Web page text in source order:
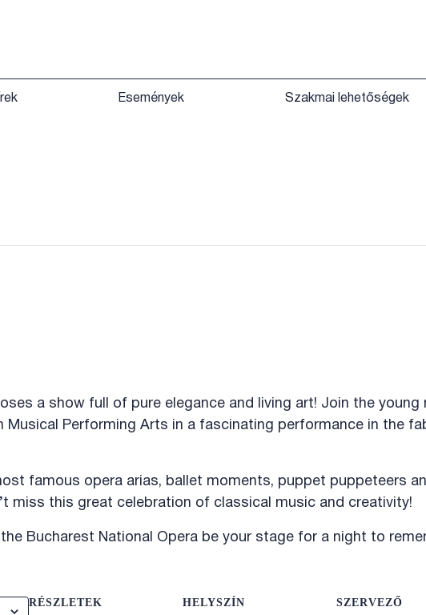
Események Szakmai lehetőségek
a show full of pure elegance and living art! Join the
Musical Performing Arts in a fascinating performance in the
famous opera arias, ballet moments, puppet puppeteers
miss this great celebration of classical music and creativity!
Bucharest National Opera be your stage for a night to
RÉSZLETEK HELYSZÍN SZERVEZŐ